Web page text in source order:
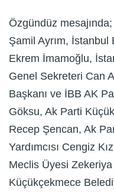
Özgündüz
Şamil Ayrım, İstanbul
Ekrem İmamoğlu,
Genel Sekreteri Can
Başkanı ve İBB AK
Göksu, Ak Parti
Recep Şencan, Ak
Yardımcısı Cengiz
Meclis Üyesi
Küçükçekmece